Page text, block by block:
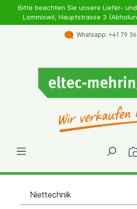
Bitte beachten Sie unsere Liefer-
Lommiswil, Hauptstrasse 3
Whatsapp: +41 79
Niettechnik